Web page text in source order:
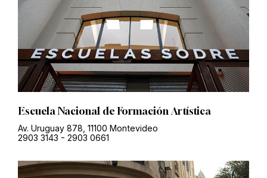
Escuela Nacional de Formación Artística
Av. Uruguay 878, 11100 Montevideo
2903 3143 - 2903 0661